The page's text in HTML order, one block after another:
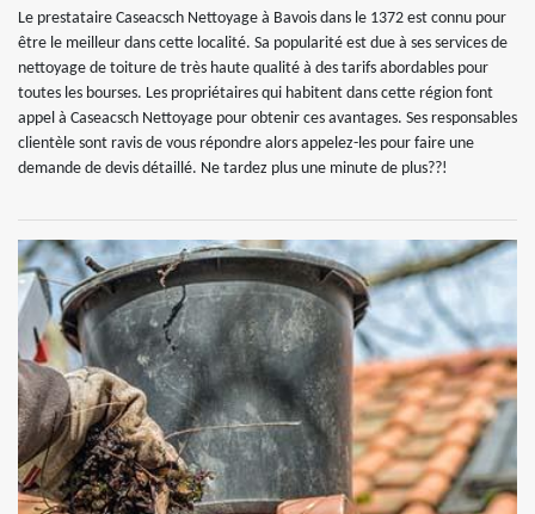
Le prestataire Caseacsch Nettoyage à Bavois dans le 1372 est connu pour
être le meilleur dans cette localité. Sa popularité est due à ses services de
nettoyage de toiture de très haute qualité à des tarifs abordables pour
toutes les bourses. Les propriétaires qui habitent dans cette région font
appel à Caseacsch Nettoyage pour obtenir ces avantages. Ses responsables
clientèle sont ravis de vous répondre alors appelez-les pour faire une
demande de devis détaillé. Ne tardez plus une minute de plus??!